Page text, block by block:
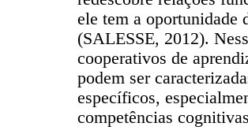
ele tem a oportunidade
(SALESSE, 2012).
cooperativos de
podem ser
específicos,
competências